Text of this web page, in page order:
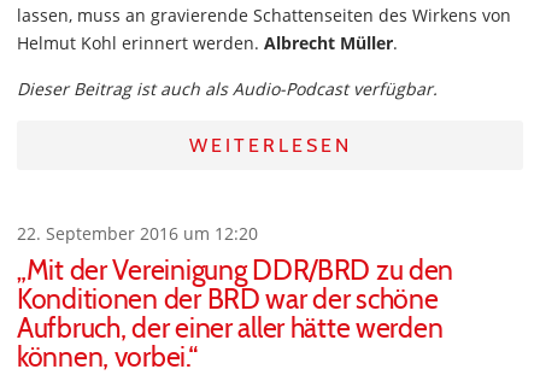
lassen, muss an gravierende Schattenseiten des Wirkens von
Helmut Kohl erinnert werden. Albrecht Müller.
Dieser Beitrag ist auch als Audio-Podcast verfügbar.
WEITERLESEN
22. September 2016 um 12:20
„Mit der Vereinigung DDR/BRD zu den
Konditionen der BRD war der schöne
Aufbruch, der einer aller hätte werden
können, vorbei.“